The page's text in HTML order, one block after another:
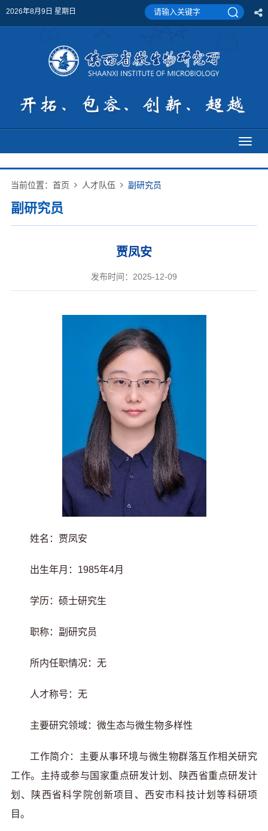
2026年8月9日 星期日
当前位置： 首页 人才队伍 副研究员
副研究员
贾凤安
发布时间：2025-12-09
姓名：贾凤安
出生年月：1985年4月
学历：硕士研究生
职称：副研究员
所内任职情况：无
人才称号：无
主要研究领域：微生态与微生物多样性
工作简介：主要从事环境与微生物群落互作相关研究
工作。主持或参与国家重点研发计划、陕西省重点研发计
划、陕西省科学院创新项目、西安市科技计划等科研项
目。